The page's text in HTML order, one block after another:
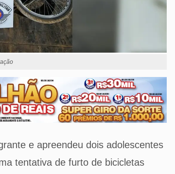
e apreendeu dois adolescentes
tentativa de furto de bicicletas